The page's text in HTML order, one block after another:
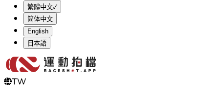
繁體中文✓
简体中文
English
日本語
TW